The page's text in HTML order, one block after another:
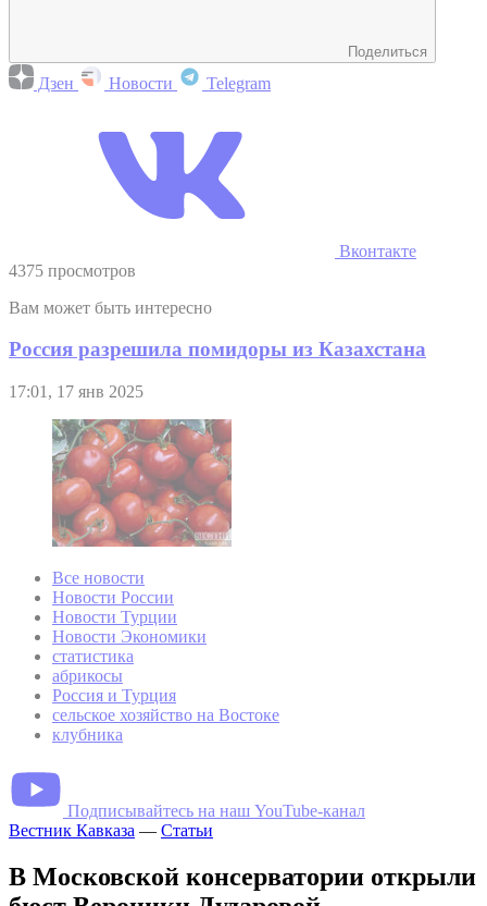
Поделиться
Дзен Новости Telegram
Вконтакте
4375 просмотров
Вам может быть интересно
Россия разрешила помидоры из Казахстана
17:01, 17 янв 2025
Все новости
Новости России
Новости Турции
Новости Экономики
статистика
абрикосы
Россия и Турция
сельское хозяйство на Востоке
клубника
Подписывайтесь на наш YouTube-канал
Вестник Кавказа — Статьи
В Московской консерватории открыли